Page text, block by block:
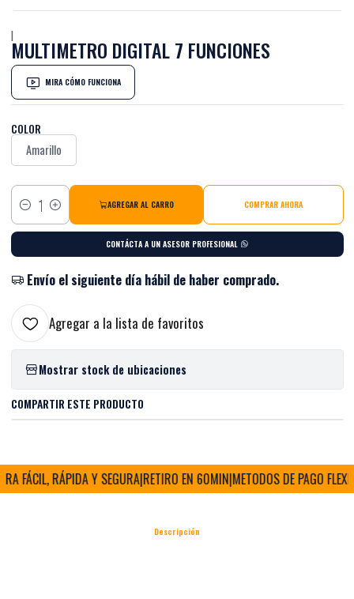
|
MULTIMETRO DIGITAL 7 FUNCIONES
MIRA CÓMO FUNCIONA
COLOR
Amarillo
Cantidad
AGREGAR AL CARRO COMPRAR AHORA
CONTÁCTA A UN ASESOR PROFESIONAL
Envío el siguiente día hábil de haber comprado.
Agregar a la lista de favoritos
Mostrar stock de ubicaciones
COMPARTIR ESTE PRODUCTO
FÁCIL, RÁPIDA Y SEGURA|RETIRO EN 60MIN|METODOS DE PAGO
Descripción